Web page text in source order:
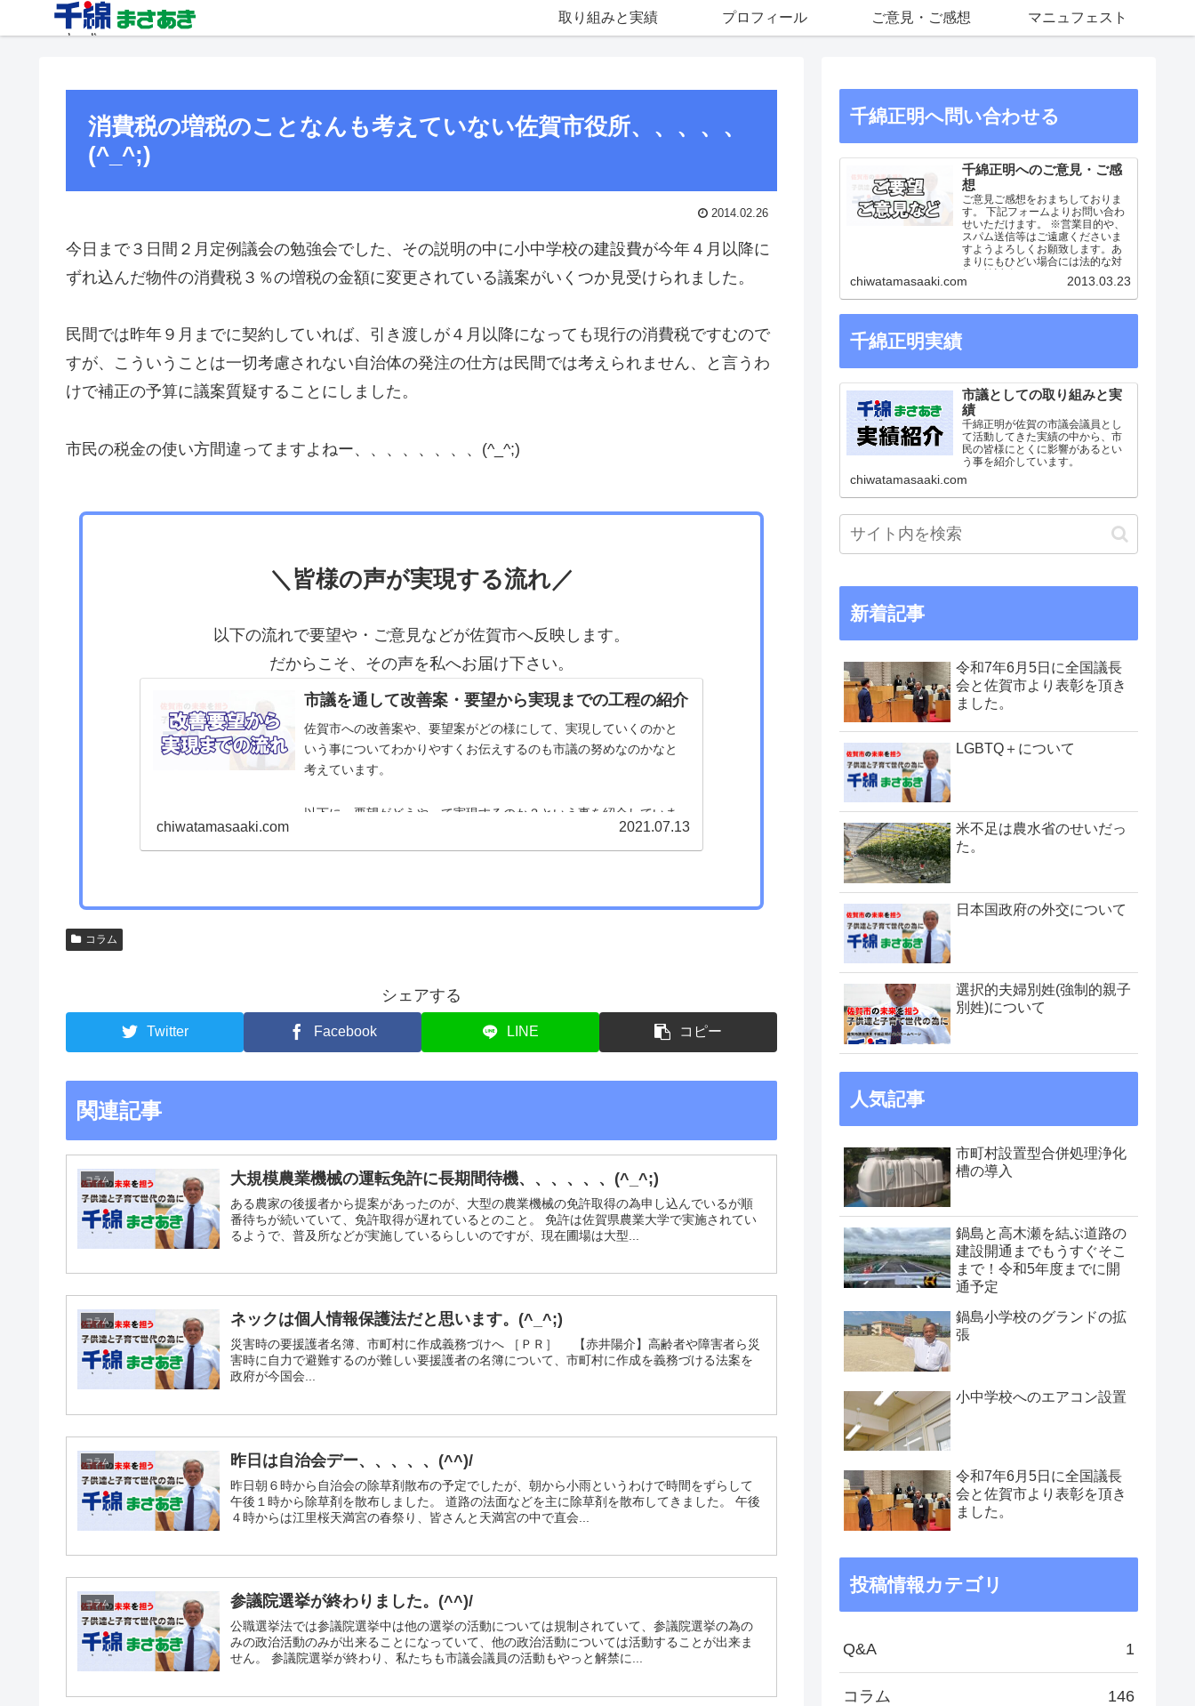
取り組みと実績 プロフィール ご意見・ご感想 マニュフェスト
消費税の増税のことなんも考えていない佐賀市役所、、、、、
(^_^;)
2014.02.26
今日まで３日間２月定例議会の勉強会でした、その説明の中に小中学校の建設費が今年４月以降に
ずれ込んだ物件の消費税３％の増税の金額に変更されている議案がいくつか見受けられました。
民間では昨年９月までに契約していれば、引き渡しが４月以降になっても現行の消費税ですむので
すが、こういうことは一切考慮されない自治体の発注の仕方は民間では考えられません、と言うわ
けで補正の予算に議案質疑することにしました。
市民の税金の使い方間違ってますよねー、、、、、、、、(^_^;)
＼皆様の声が実現する流れ／
以下の流れで要望や・ご意見などが佐賀市へ反映します。
だからこそ、その声を私へお届け下さい。
市議を通して改善案・要望から実現までの工程の紹介
佐賀市への改善案や、要望案がどの様にして、実現していくのかと
いう事についてわかりやすくお伝えするのも市議の努めなのかなと
考えています。
以下に、要望がどうやって実現するのか？という事を紹介していま
佐賀市の改善・要望が実…
chiwatamasaaki.com 2021.07.13
コラム
シェアする
Twitter Facebook LINE コピー
関連記事
コラム 大規模農業機械の運転免許に長期間待機、、、、、、(^_^;)
ある農家の後援者から提案があったのが、大型の農業機械の免許取得の為申し込んでいるが順
番待ちが続いていて、免許取得が遅れているとのこと。 免許は佐賀県農業大学で実施されてい
るようで、普及所などが実施しているらしいのですが、現在圃場は大型...
コラム ネックは個人情報保護法だと思います。(^_^;)
災害時の要援護者名簿、市町村に作成義務づけへ ［ＰＲ］ 【赤井陽介】高齢者や障害者ら災
害時に自力で避難するのが難しい要援護者の名簿について、市町村に作成を義務づける法案を
政府が今国会...
コラム 昨日は自治会デー、、、、、(^^)/
昨日朝６時から自治会の除草剤散布の予定でしたが、朝から小雨というわけで時間をずらして
午後１時から除草剤を散布しました。 道路の法面などを主に除草剤を散布してきました。 午後
４時からは江里桜天満宮の春祭り、皆さんと天満宮の中で直会...
コラム 参議院選挙が終わりました。(^^)/
公職選挙法では参議院選挙中は他の選挙の活動については規制されていて、参議院選挙の為の
みの政治活動のみが出来ることになっていて、他の政治活動については活動することが出来ま
せん。 参議院選挙が終わり、私たちも市議会議員の活動もやっと解禁に...
千綿正明へ問い合わせる
千綿正明へのご意見・ご感
想
ご意見ご感想をおまちしておりま
す。 下記フォームよりお問い合わ
せいただけます。 ※営業目的や、
スパム送信等はご遠慮くださいま
すようよろしくお願致します。あ
まりにもひどい場合には法的な対
chiwatamasaaki.com 2013.03.23
千綿正明実績
市議としての取り組みと実
績
千綿正明が佐賀の市議会議員とし
て活動してきた実績の中から、市
民の皆様にとくに影響があるとい
う事を紹介しています。
chiwatamasaaki.com
新着記事
令和7年6月5日に全国議長
会と佐賀市より表彰を頂き
ました。
LGBTQ＋について
米不足は農水省のせいだっ
た。
日本国政府の外交について
選択的夫婦別姓(強制的親子
別姓)について
人気記事
市町村設置型合併処理浄化
槽の導入
鍋島と高木瀬を結ぶ道路の
建設開通までもうすぐそこ
まで！令和5年度までに開
通予定
鍋島小学校のグランドの拡
張
小中学校へのエアコン設置
令和7年6月5日に全国議長
会と佐賀市より表彰を頂き
ました。
投稿情報カテゴリ
Q&A 1
コラム 146